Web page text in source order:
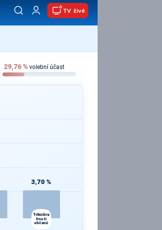
TV živě
29,76% volební účast
3,70 %
Trikolóra
hnutí
občanů